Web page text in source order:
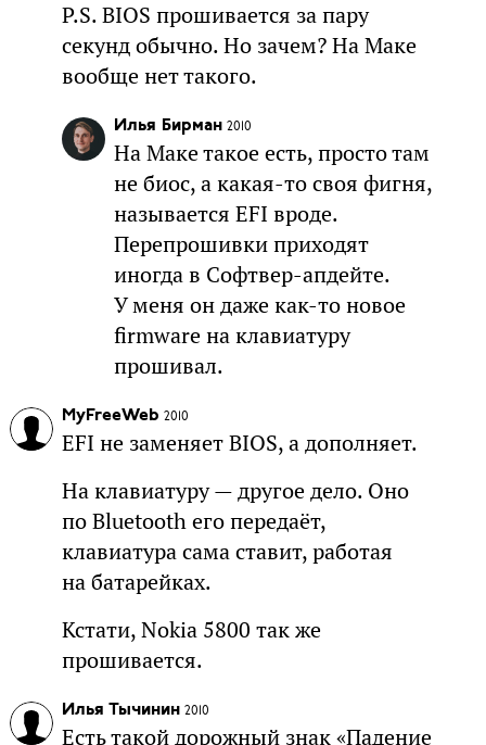
P.S. BIOS прошивается за пару
секунд обычно. Но зачем? На Маке
вообще нет такого.
Илья Бирман 2010
На Маке такое есть, просто там
не биос, а какая-то своя фигня,
называется EFI вроде.
Перепрошивки приходят
иногда в Софтвер-апдейте.
У меня он даже как-то новое
firmware на клавиатуру
прошивал.
MyFreeWeb 2010
EFI не заменяет BIOS, а дополняет.
На клавиатуру — другое дело. Оно
по Bluetooth его передаёт,
клавиатура сама ставит, работая
на батарейках.
Кстати, Nokia 5800 так же
прошивается.
Илья Тычинин 2010
Есть такой дорожный знак «Падение